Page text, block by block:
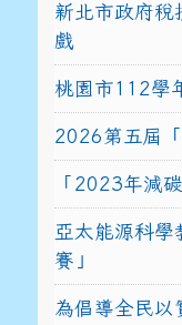
新北市政府稅
戲
桃園市112學
2026第五屆
「2023年減
亞太能源科
賽」
為倡導全民以